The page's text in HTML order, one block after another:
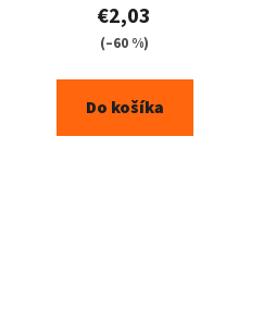
€2,03
(–60 %)
Do košíka